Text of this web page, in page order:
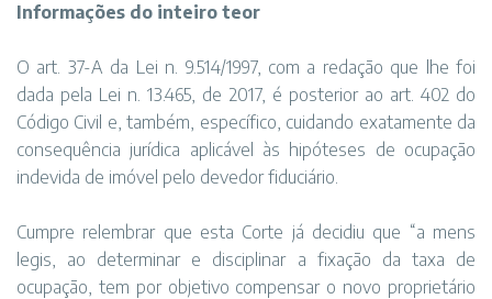
Informações do inteiro teor
O art. 37-A da Lei n. 9.514/1997, com a redação que lhe foi
dada pela Lei n. 13.465, de 2017, é posterior ao art. 402 do
Código Civil e, também, específico, cuidando exatamente da
consequência jurídica aplicável às hipóteses de ocupação
indevida de imóvel pelo devedor fiduciário.
Cumpre relembrar que esta Corte já decidiu que “a mens
legis, ao determinar e disciplinar a fixação da taxa de
ocupação, tem por objetivo compensar o novo proprietário